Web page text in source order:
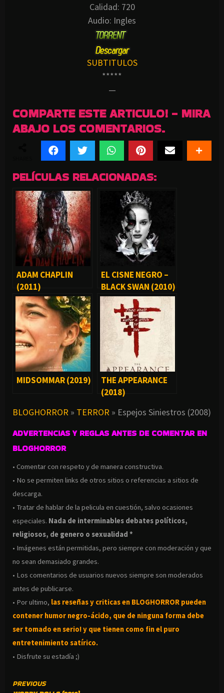
Calidad: 720
Audio: Ingles
SUBTITULOS
*****
—
COMPARTE ESTE ARTICULO! - MIRA
ABAJO LOS COMENTARIOS.
PELÍCULAS RELACIONADAS:
ADAM CHAPLIN
(2011)
EL CISNE NEGRO –
BLACK SWAN (2010)
MIDSOMMAR (2019)
THE APPEARANCE
(2018)
BLOGHORROR » TERROR » Espejos Siniestros (2008)
ADVERTENCIAS Y REGLAS ANTES DE COMENTAR EN
BLOGHORROR
• Comentar con respeto y de manera constructiva.
• No se permiten links de otros sitios o referencias a sitios de
descarga.
• Tratar de hablar de la pelicula en cuestión, salvo ocasiones
especiales. Nada de interminables debates políticos,
religiosos, de genero o sexualidad *
• Imágenes están permitidas, pero siempre con moderación y que
no sean demasiado grandes.
• Los comentarios de usuarios nuevos siempre son moderados
antes de publicarse.
• Por ultimo, las reseñas y criticas en BLOGHORROR pueden
contener humor negro-ácido, que de ninguna forma debe
ser tomado en serio! y que tienen como fin el puro
entretenimiento satírico.
• Disfrute su estadía ;)
CONTINUE
PREVIOUS